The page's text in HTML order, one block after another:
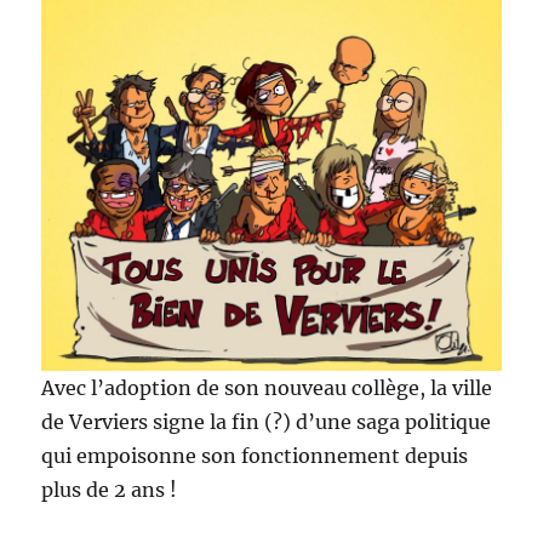
Avec l’adoption de son nouveau collège, la ville
de Verviers signe la fin (?) d’une saga politique
qui empoisonne son fonctionnement depuis
plus de 2 ans !